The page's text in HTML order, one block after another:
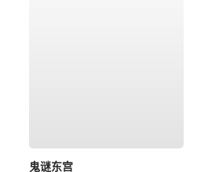
鬼谜东宫